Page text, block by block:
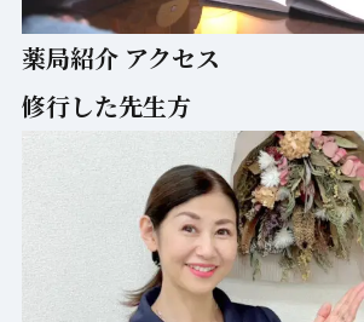
薬局紹介 アクセス
修行した先生方